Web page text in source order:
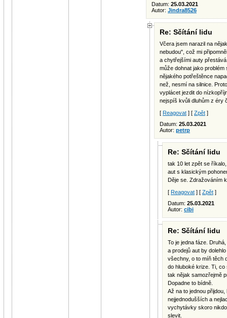
Datum: 25.03.2021
Autor: Jindra8526
Re: Sčítání lidu
Včera jsem narazil na
nebudou", což mi
a chytřejšími auty
může dohnat jako
nějakého potřeštěnce
než, nesmí na silnice.
vyplácet jezdit do
nejspíš kvůli dluhům z éry
[ Reagovat ] [ Zpět ]
Datum: 25.03.2021
Autor: petrp
Re: Sčítání lidu
tak 10 let zpět se
aut s klasickým
Děje se. Zdražováním
[ Reagovat ] [ Zpět ]
Datum: 25.03.2021
Autor: cibi
Re: Sčítání lidu
To je jedna fáze.
a prodejů aut by
všechny, o to míň těch
do hluboké krize. Ti,
tak nějak samozřejmě
Dopadne to bídně.
Až na to jednou
nejjednodušších a
vychytávky skoro
slevit.